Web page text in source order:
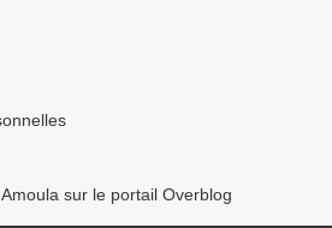
sur le portail Overblog